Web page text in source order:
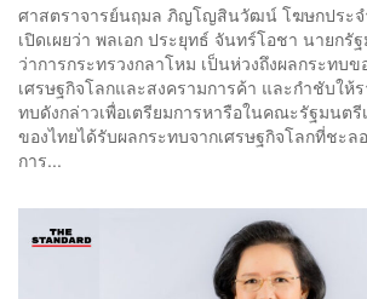
ศาสตราจารย์นฤมล ภิญโญสินวัฒน์ โฆษกประ
เปิดเผยว่า พลเอก ประยุทธ์ จันทร์โอชา นายก
ว่าการกระทรวงกลาโหม เป็นห่วงถึงผลกระทบ
เศรษฐกิจโลกและสงครามการค้า และกำชับให้
ทบดังกล่าวเพื่อเตรียมการหารือในคณะรัฐมนต
ของไทยได้รับผลกระทบจากเศรษฐกิจโลกที่ชะล
การ...